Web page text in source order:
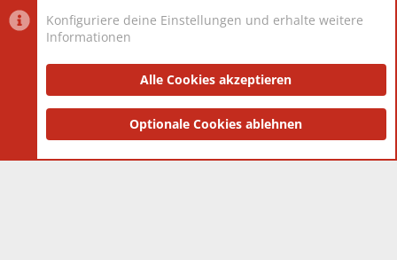
Datenschutzerklärung Impressum
Community platform by XenForo® © 2010-2025 XenForo Ltd.
and add-ons by ThemeHouse
Konfiguriere deine Einstellungen und erhalte weitere
Informationen
Alle Cookies akzeptieren
Optionale Cookies ablehnen